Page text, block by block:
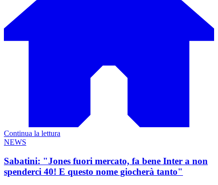
Continua la lettura
NEWS
Sabatini: "Jones fuori mercato, fa bene Inter a non
spenderci 40! E questo nome giocherà tanto"